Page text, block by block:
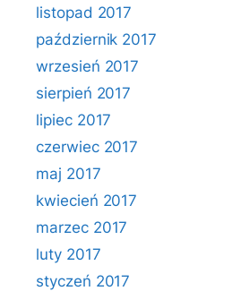
listopad 2017
październik 2017
wrzesień 2017
sierpień 2017
lipiec 2017
czerwiec 2017
maj 2017
kwiecień 2017
marzec 2017
luty 2017
styczeń 2017